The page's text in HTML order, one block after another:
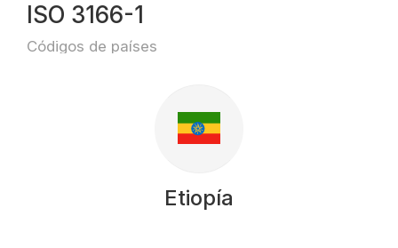
ISO 3166-1
Códigos de países
Etiopía